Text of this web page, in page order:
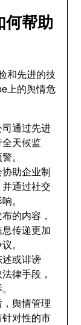
何帮助
和先进的技
上的舆情危
通过先进
天候监
。
助企业制
通过社交
。
的内容，
传递更加
。
或诽谤
律手段，
舆情管理
对性的市